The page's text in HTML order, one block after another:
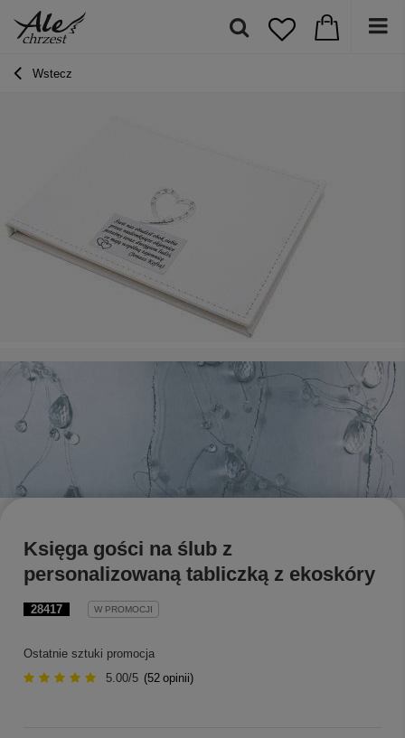
Wstecz
28417 W PROMOCJI
Księga gości na ślub z
personalizowaną tabliczką z ekoskóry
Ostatnie sztuki promocja
5.00/5 (52 opinii)